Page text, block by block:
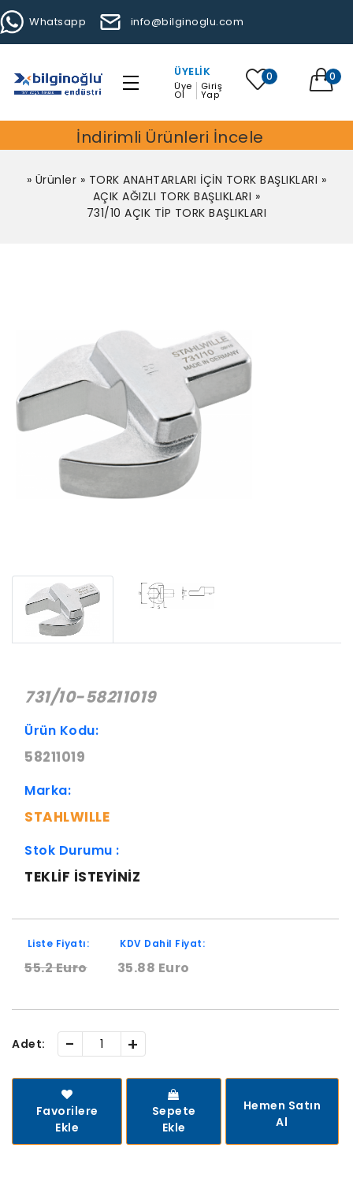
Whatsapp info@bilginoglu.com
ÜYELIK
Üye
Ol
Giriş
Yap
0 0
İndirimli Ürünleri İncele
» Ürünler » TORK ANAHTARLARI İÇİN TORK BAŞLIKLARI »
AÇIK AĞIZLI TORK BAŞLIKLARI »
731/10 AÇIK TİP TORK BAŞLIKLARI
731/10-58211019
Ürün Kodu:
58211019
Marka:
STAHLWILLE
Stok Durumu :
TEKLIF ISTEYINIZ
Liste Fiyatı:
55.2 Euro
KDV Dahil Fiyat:
35.88 Euro
Adet: - +
Favorilere
Ekle
Sepete
Ekle
Hemen Satın
Al